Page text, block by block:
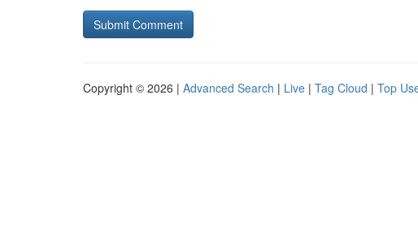
Copyright © 2026 | Advanced Search | Live | Tag Cloud | Top